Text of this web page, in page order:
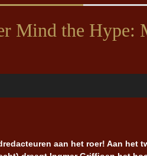
Mind the Hype:
aan het roer! Aan het